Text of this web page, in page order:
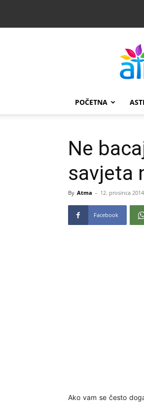
POČETNA
Ne
savjeta
By Atma - 12. prosinca
Facebook
Ako vam se često